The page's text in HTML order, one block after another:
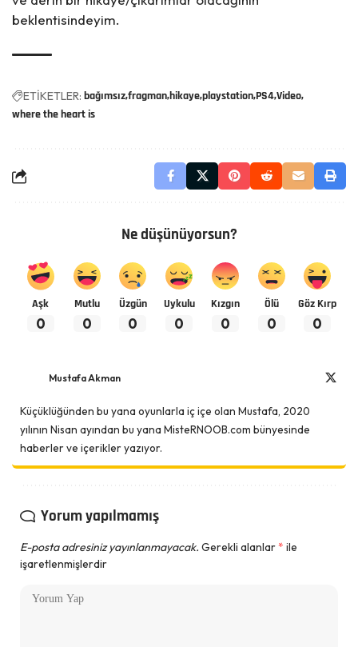
beklentisindeyim.
ETİKETLER: bağımsızfragmanhikayeplaystation PS4Video
where the heart is
Ne düşünüyorsun?
Aşk
0
Mutlu
0
Üzgün
0
Uykulu
0
Kızgın
0
Ölü
0
Göz Kırp
0
Mustafa Akman
Küçüklüğünden bu yana oyunlarla iç içe olan Mustafa, 2020
yılının Nisan ayından bu yana MisteRNOOB.com bünyesinde
haberler ve içerikler yazıyor.
Yorum yapılmamış
E-posta adresiniz yayınlanmayacak. Gerekli alanlar* ile
işaretlenmişlerdir